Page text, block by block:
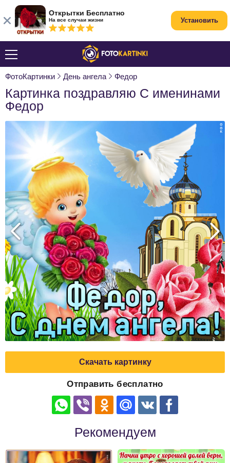
ФотоКартинки День ангела Федор
Картинка поздравляю С именинами
Федор
Скачать картинку
Отправить бесплатно
Рекомендуем
Открытки Бесплатно
На все случаи жизни Установить